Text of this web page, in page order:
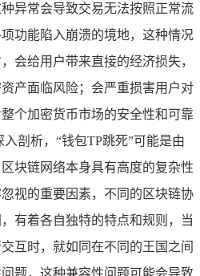
异常会导致交易无法按照正常流
功能陷入崩溃的境地，这种情况
会给用户带来直接的经济损失，
产面临风险；会严重损害用户对
个加密货币市场的安全性和可靠
剖析，“钱包TP跳死”可能是由
块链网络本身具有高度的复杂性
视的重要因素，不同的区块链协
有着各自独特的特点和规则，当
互时，就如同在不同的王国之间
题，这种兼容性问题可能会导致